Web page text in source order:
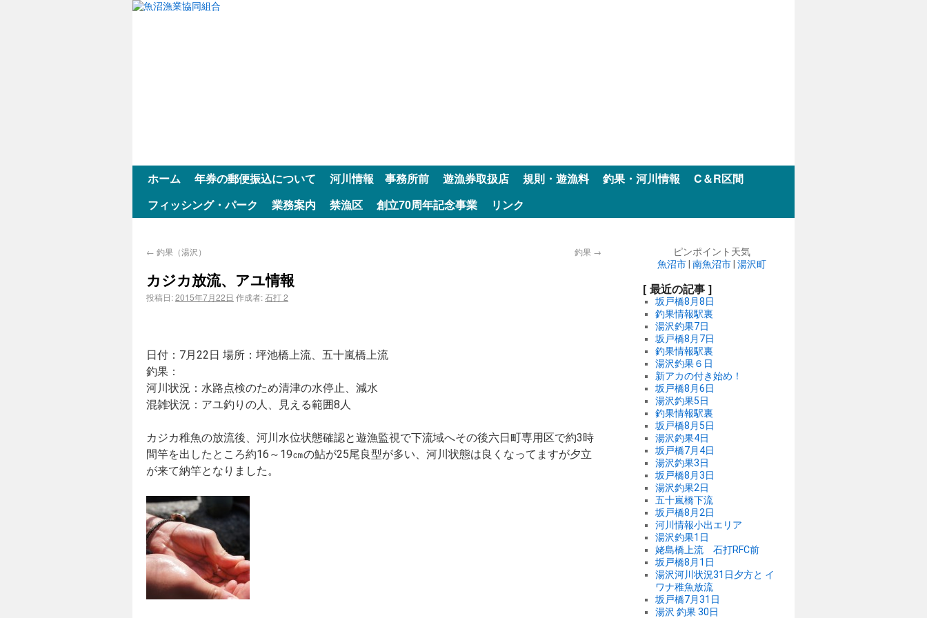
ホーム 年券の郵便振込について 河川情報 事務所前 遊漁券取扱店 規則・遊漁料 釣果・河川情報
C＆R区間
フィッシング・パーク
業務案内 禁漁区 創立70周年記念事業 リンク
← 釣果（湯沢） 釣果 →
カジカ放流、アユ情報
投稿日:2015年7月22日 作成者:石打 2
日付：7月22日 場所：坪池橋上流、五十嵐橋上流
釣果：
河川状況：水路点検のため清津の水停止、減水
混雑状況：アユ釣りの人、見える範囲8人
カジカ稚魚の放流後、河川水位状態確認と遊漁監視で下流域へその後六日町専用区で約3時
間竿を出したところ約16～19㎝の鮎が25尾良型が多い、河川状態は良くなってますが夕立
が来て納竿となりました。
ピンポイント天気
魚沼市 南魚沼市 湯沢町
[ 最近の記事 ]
坂戸橋8月8日
釣果情報駅裏
湯沢釣果7日
坂戸橋8月7日
釣果情報駅裏
湯沢釣果６日
新アカの付き始め！
坂戸橋8月6日
湯沢釣果5日
釣果情報駅裏
坂戸橋8月5日
湯沢釣果4日
坂戸橋7月4日
湯沢釣果3日
坂戸橋8月3日
湯沢釣果2日
五十嵐橋下流
坂戸橋8月2日
河川情報小出エリア
湯沢釣果1日
姥島橋上流 石打RFC前
坂戸橋8月1日
湯沢河川状況31日夕方と イ
ワナ稚魚放流
坂戸橋7月31日
湯沢 釣果 30日